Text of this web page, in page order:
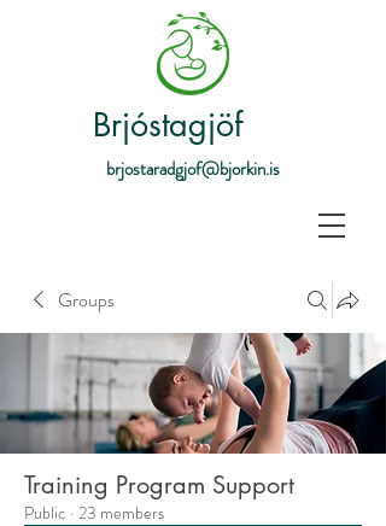
Brjóstagjöf
brjostaradgjof@bjorkin.is
Groups
Training Program Support
Public · 23 members